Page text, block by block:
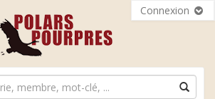
Connexion